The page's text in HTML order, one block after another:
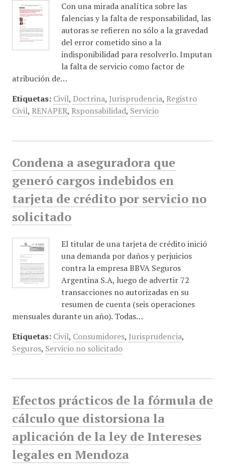
Con una mirada analítica sobre las
falencias y la falta de responsabilidad, las
autoras se refieren no sólo a la gravedad
del error cometido sino a la
indisponibilidad para resolverlo. Imputan
la falta de servicio como factor de
atribución de…
Etiquetas: Civil, Doctrina, Jurisprudencia, Registro
Civil, RENAPER, Rsponsabilidad, Servicio
Condena a aseguradora que
generó cargos indebidos en
tarjeta de crédito por servicio no
solicitado
El titular de una tarjeta de crédito inició
una demanda por daños y perjuicios
contra la empresa BBVA Seguros
Argentina S.A, luego de advertir 72
transacciones no autorizadas en su
resumen de cuenta (seis operaciones
mensuales durante un año). Todas…
Etiquetas: Civil, Consumidores, Jurisprudencia,
Seguros, Servicio no solicitado
Efectos prácticos de la fórmula de
cálculo que distorsiona la
aplicación de la ley de Intereses
legales en Mendoza